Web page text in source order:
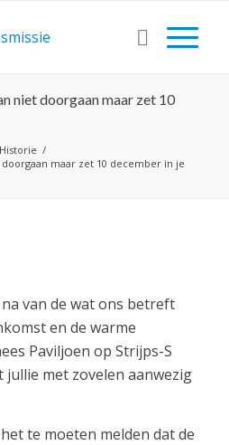
niet doorgaan maar zet 10
Historie /
maar zet 10 december in je
van de wat ons betreft
en de warme
Paviljoen op Strijps-S
jullie met zovelen aanwezig
te moeten melden dat de